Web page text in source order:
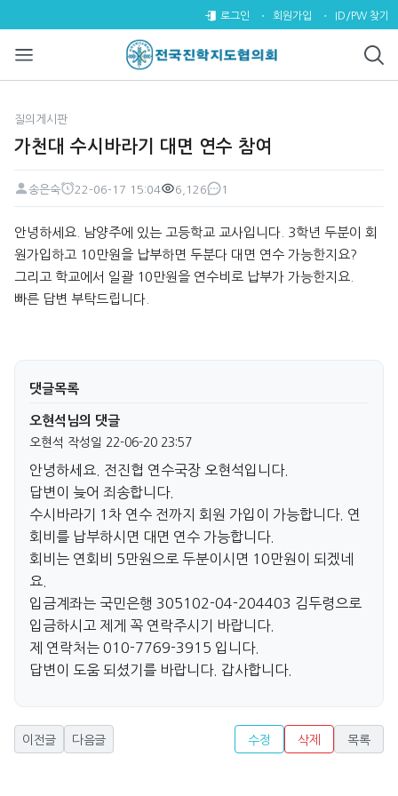
가천대 수시바라기 대면 연수 참
로그인 회원가입 ID/PW 찾기
질의게시판
가천대 수시바라기 대면 연수 참여
페이지 정보
송은숙
22-06-17 15:04
6,126
댓글
1
본문
안녕하세요. 남양주에 있는 고등학교 교사입니다. 3학년 두분이 회
원가입하고 10만원을 납부하면 두분다 대면 연수 가능한지요?
그리고 학교에서 일괄 10만원을 연수비로 납부가 가능한지요.
빠른 답변 부탁드립니다.
댓글목록
오현석님의 댓글
오현석 작성일 22-06-20 23:57
안녕하세요. 전진협 연수국장 오현석입니다.
답변이 늦어 죄송합니다.
수시바라기 1차 연수 전까지 회원 가입이 가능합니다. 연
회비를 납부하시면 대면 연수 가능합니다.
회비는 연회비 5만원으로 두분이시면 10만원이 되겠네
요.
입금계좌는 국민은행 305102-04-204403 김두령으로
입금하시고 제게 꼭 연락주시기 바랍니다.
제 연락처는 010-7769-3915 입니다.
답변이 도움 되셨기를 바랍니다. 갑사합니다.
이전글 다음글 수정 삭제 목록